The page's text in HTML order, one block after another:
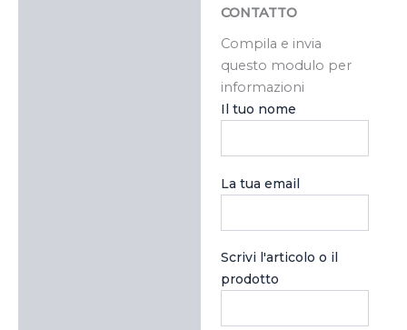
CONTATTO
Compila e invia
questo modulo per
informazioni
Il tuo nome
La tua email
Scrivi l'articolo o il
prodotto